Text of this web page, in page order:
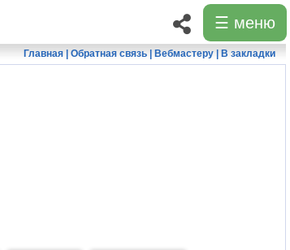
☰ меню
Главная| Обратная связь| Вебмастеру| В закладки